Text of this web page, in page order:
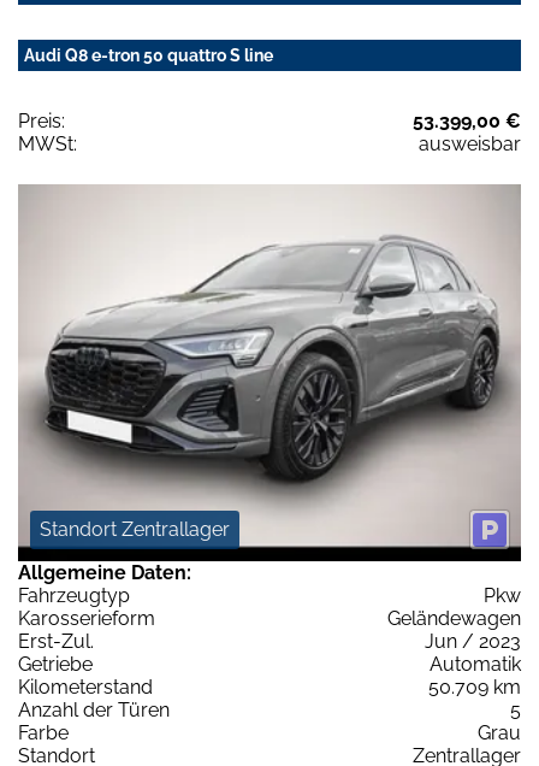
Audi Q8 e-tron 50 quattro S line
Preis:
53.399,00 €
MWSt:
ausweisbar
Standort Zentrallager
Allgemeine Daten:
Fahrzeugtyp
Pkw
Karosserieform
Geländewagen
Erst-Zul.
Jun / 2023
Getriebe
Automatik
Kilometerstand
50.709 km
Anzahl der Türen
5
Farbe
Grau
Standort
Zentrallager